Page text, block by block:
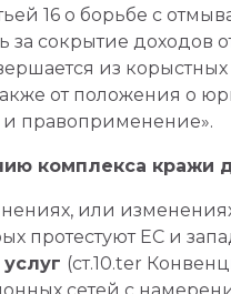
16 о борьбе с
за сокрытие доходов
из
от положения о
правоприменение».
комплекса кражи
или
протестуют ЕС и
услуг (ст.10.ter